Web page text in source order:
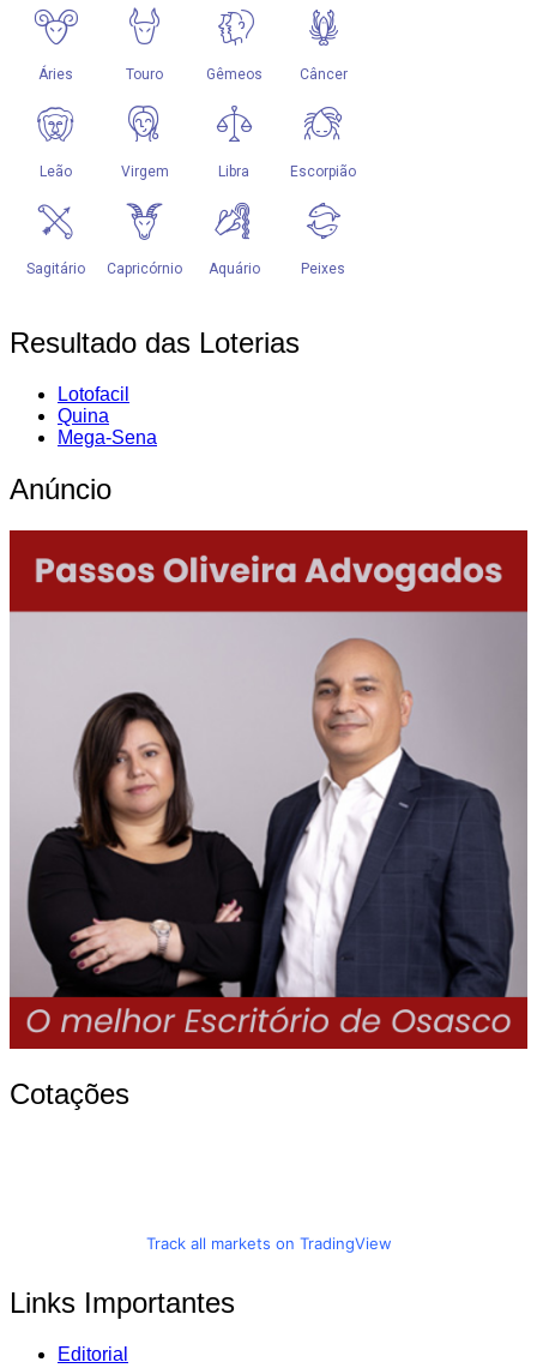
Resultado das Loterias
Lotofacil
Quina
Mega-Sena
Anúncio
Cotações
Track all markets on TradingView
Links Importantes
Editorial